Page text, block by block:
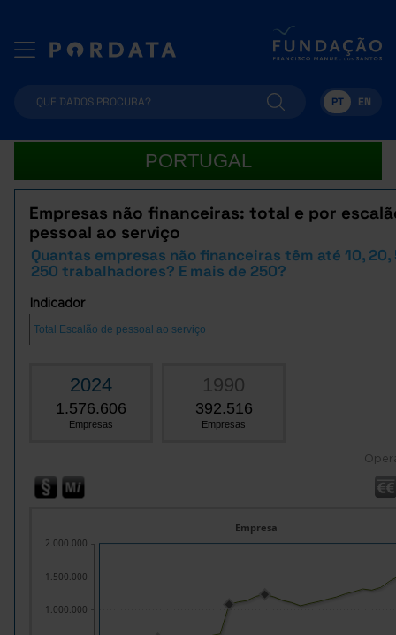
PT EN
PORTUGAL
Empresas não financeiras: total e por
pessoal ao serviço
Quantas empresas não financeiras têm até 10, 20,
250 trabalhadores? E mais de 250?
Indicador
2024
1.576.606
Empresas
1990
392.516
Empresas
Empresa
1.000.000
1.500.000
2.000.000